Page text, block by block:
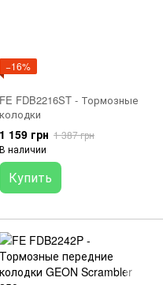
−16%
FE FDB2216ST - Тормозные
колодки
1 159 грн 1 387 грн
В наличии
Купить